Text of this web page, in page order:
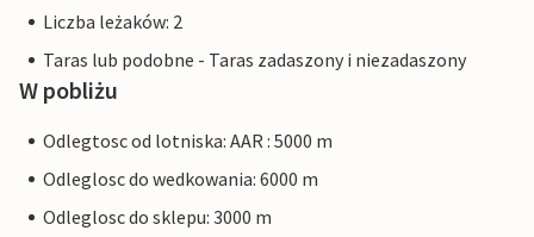
Liczba leżaków: 2
Taras lub podobne - Taras zadaszony i niezadaszony
W pobliżu
Odlegtosc od lotniska: AAR : 5000 m
Odleglosc do wedkowania: 6000 m
Odleglosc do sklepu: 3000 m